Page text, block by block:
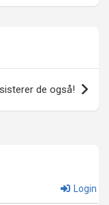
de også!
Login